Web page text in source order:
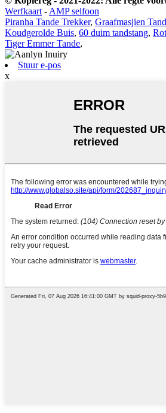
Werfkaart - AMP selfoon
Piranha Tande Trekker, Graafmasjien
Koudgerolde Buis, 60 duim tandstang,
Tiger Emmer Tande,
Stuur e-pos
x